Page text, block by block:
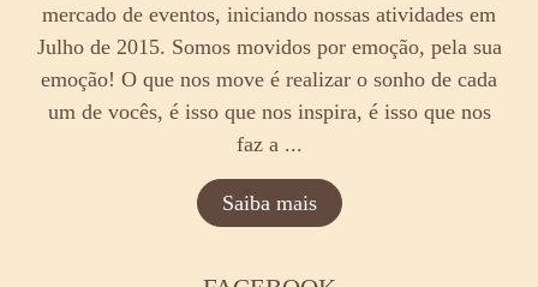
mercado de eventos, iniciando nossas atividades em
Julho de 2015. Somos movidos por emoção, pela sua
emoção! O que nos move é realizar o sonho de cada
um de vocês, é isso que nos inspira, é isso que nos
faz a ...
Saiba mais